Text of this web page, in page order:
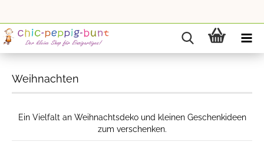
Weihnachten
Ein Vielfalt an Weihnachtsdeko und kleinen Geschenkideen
zum verschenken.